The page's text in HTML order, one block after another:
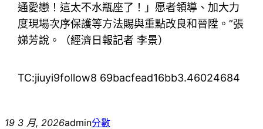
通愛戀！這太不水瓶座了！」愿者領導、加大力
度現場次序保護等方法賜與重點改良和晉陞。”張
娣芳說。（經濟日報記者 李景）
TC:jiuyi9follow8 69bacfead16bb3.46024684
19 3 月, 2026admin分數